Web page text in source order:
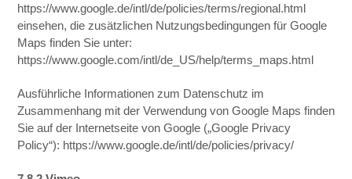
https://www.google.de/intl/de/policies/terms/regional.html
einsehen, die zusätzlichen Nutzungsbedingungen für Google
Maps finden Sie unter:
https://www.google.com/intl/de_US/help/terms_maps.html
Ausführliche Informationen zum Datenschutz im
Zusammenhang mit der Verwendung von Google Maps finden
Sie auf der Internetseite von Google („Google Privacy
Policy“): https://www.google.de/intl/de/policies/privacy/